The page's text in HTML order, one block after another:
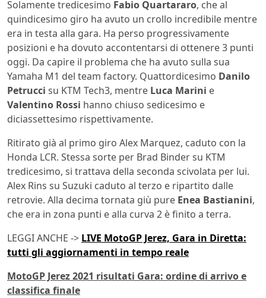
Solamente tredicesimo Fabio Quartararo, che al
quindicesimo giro ha avuto un crollo incredibile mentre
era in testa alla gara. Ha perso progressivamente
posizioni e ha dovuto accontentarsi di ottenere 3 punti
oggi. Da capire il problema che ha avuto sulla sua
Yamaha M1 del team factory. Quattordicesimo Danilo
Petrucci su KTM Tech3, mentre Luca Marini e
Valentino Rossi hanno chiuso sedicesimo e
diciassettesimo rispettivamente.
Ritirato già al primo giro Alex Marquez, caduto con la
Honda LCR. Stessa sorte per Brad Binder su KTM
tredicesimo, si trattava della seconda scivolata per lui.
Alex Rins su Suzuki caduto al terzo e ripartito dalle
retrovie. Alla decima tornata giù pure Enea Bastianini,
che era in zona punti e alla curva 2 è finito a terra.
LEGGI ANCHE -> LIVE MotoGP Jerez, Gara in Diretta:
tutti gli aggiornamenti in tempo reale
MotoGP Jerez 2021 risultati Gara: ordine di arrivo e
classifica finale